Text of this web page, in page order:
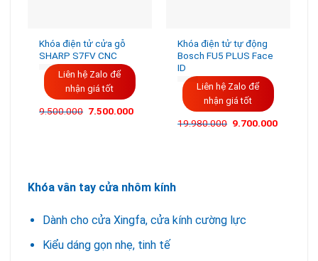
Khóa điện tử cửa gỗ
SHARP S7FV CNC
Liên hệ Zalo để
nhận giá tốt
9.500.000 Giá
7.500.000Giá
Khóa điện tử tự động
Bosch FU5 PLUS Face
ID
Liên hệ Zalo để
nhận giá tốt
19.980.000 9.700.000
Khóa vân tay cửa nhôm kính
Dành cho cửa Xingfa, cửa kính cường lực
Kiểu dáng gọn nhẹ, tinh tế